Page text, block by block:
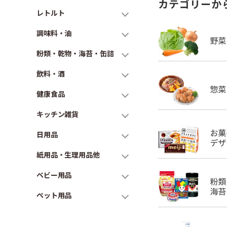
レトルト
調味料・油
粉類・乾物・海苔・缶詰
飲料・酒
健康食品
キッチン雑貨
日用品
紙用品・生理用品他
ベビー用品
ペット用品
カテゴリーか